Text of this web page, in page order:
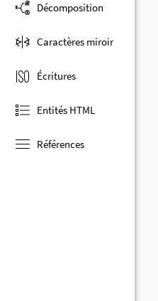
Décomposition
Caractères miroir
Écritures
Entités HTML
Références